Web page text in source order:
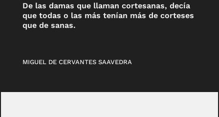
De las damas que llaman cortesanas, decía
que todas o las más tenían más de corteses
que de sanas.
MIGUEL DE CERVANTES SAAVEDRA